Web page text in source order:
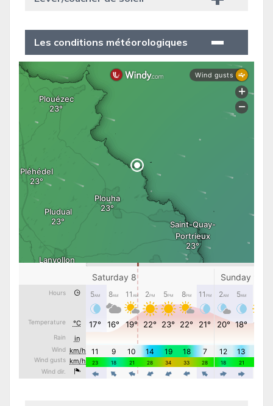
Les conditions météorologiques